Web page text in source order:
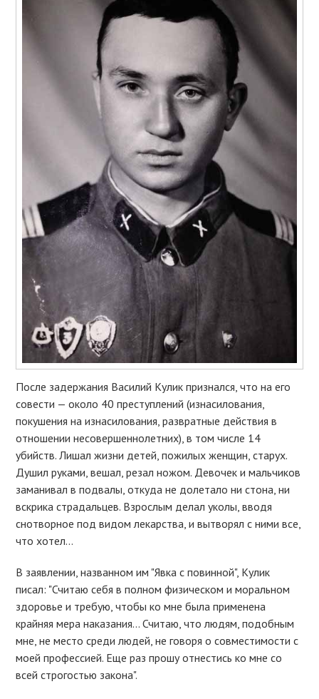
После задержания Василий Кулик признался, что на его
совести — около 40 преступлений (изнасилования,
покушения на изнасилования, развратные действия в
отношении несовершеннолетних), в том числе 14
убийств. Лишал жизни детей, пожилых женщин, старух.
Душил руками, вешал, резал ножом. Девочек и мальчиков
заманивал в подвалы, откуда не долетало ни стона, ни
вскрика страдальцев. Взрослым делал уколы, вводя
снотворное под видом лекарства, и вытворял с ними все,
что хотел…
В заявлении, названном им "Явка с повинной", Кулик
писал: "Считаю себя в полном физическом и моральном
здоровье и требую, чтобы ко мне была применена
крайняя мера наказания… Считаю, что людям, подобным
мне, не место среди людей, не говоря о совместимости с
моей профессией. Еще раз прошу отнестись ко мне со
всей строгостью закона".